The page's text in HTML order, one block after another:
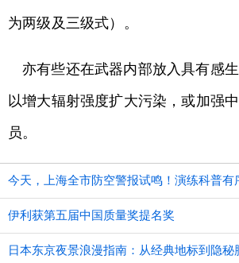
为两级及三级式）。
亦有些还在武器内部放入具有感
以增大辐射强度扩大污染，或加强
员。
伊利获第五届中国质量奖提名奖
日本东京夜景浪漫指南：从经典地标到隐秘